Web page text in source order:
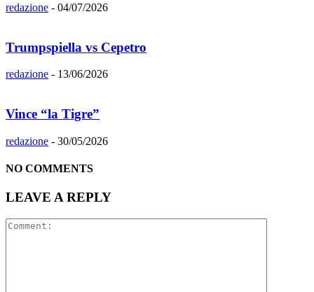
redazione - 04/07/2026
Trumpspiella vs Cepetro
redazione - 13/06/2026
Vince “la Tigre”
redazione - 30/05/2026
NO COMMENTS
LEAVE A REPLY